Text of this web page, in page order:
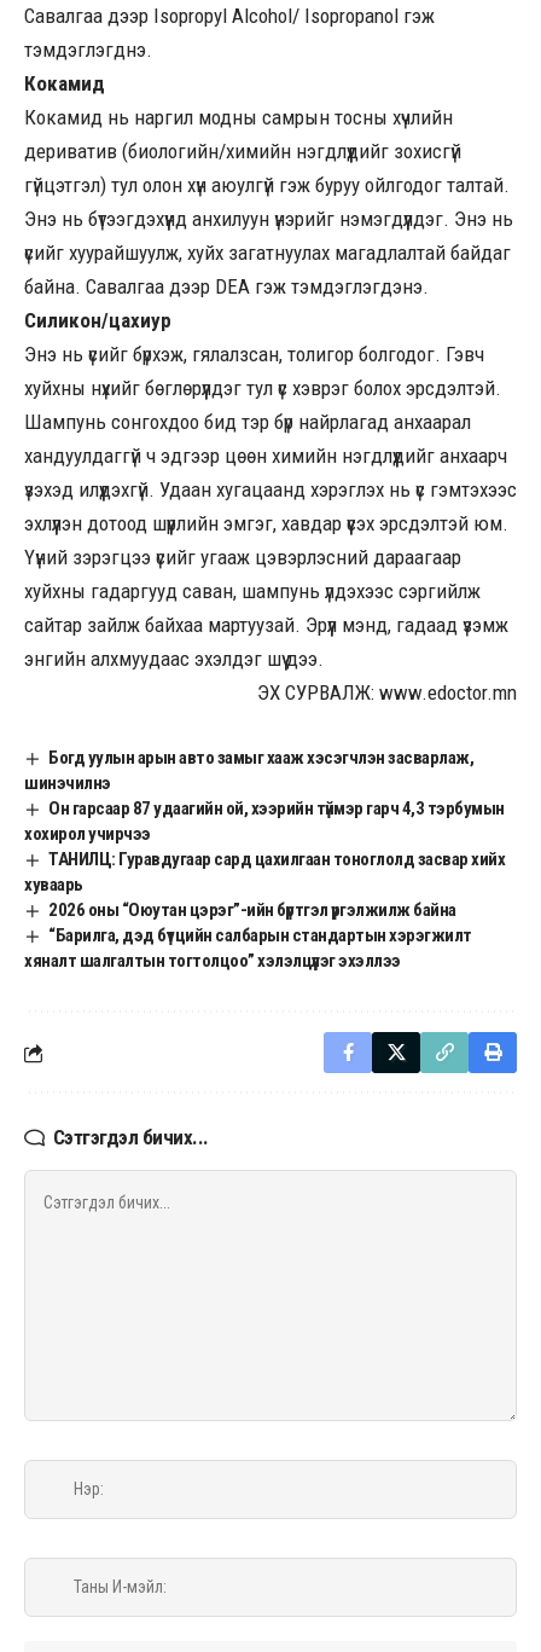
Савалгаа дээр Isopropyl Alcohol/ Isopropanol гэж
тэмдэглэгднэ.
Кокамид
Кокамид нь наргил модны самрын тосны хүчлийн
дериватив (биологийн/химийн нэгдлүүдийг зохисгүй
гүйцэтгэл) тул олон хүн аюулгүй гэж буруу ойлгодог талтай.
Энэ нь бүтээгдэхүүнд анхилуун үнэрийг нэмэгдүүлдэг. Энэ нь
үсийг хуурайшуулж, хуйх загатнуулах магадлалтай байдаг
байна. Савалгаа дээр DEA гэж тэмдэглэгдэнэ.
Силикон/цахиур
Энэ нь үсийг бүрхэж, гялалзсан, толигор болгодог. Гэвч
хуйхны нүхийг бөглөрүүлдэг тул үс хэврэг болох эрсдэлтэй.
Шампунь сонгохдоо бид тэр бүр найрлагад анхаарал
хандуулдаггүй ч эдгээр цөөн химийн нэгдлүүдийг анхаарч
үзэхэд илүүдэхгүй. Удаан хугацаанд хэрэглэх нь үс гэмтэхээс
эхлүүлэн дотоод шүүрлийн эмгэг, хавдар үүсэх эрсдэлтэй юм.
Үүний зэрэгцээ үсийг угааж цэвэрлэсний дараагаар
хуйхны гадаргууд саван, шампунь үлдэхээс сэргийлж
сайтар зайлж байхаа мартуузай. Эрүүл мэнд, гадаад үзэмж
энгийн алхмуудаас эхэлдэг шүү дээ.
ЭХ СУРВАЛЖ: www.edoctor.mn
Богд уулын арын авто замыг хааж хэсэгчлэн засварлаж,
шинэчилнэ
Он гарсаар 87 удаагийн ой, хээрийн түймэр гарч 4,3 тэрбумын
хохирол учирчээ
ТАНИЛЦ: Гуравдугаар сард цахилгаан тоноглолд засвар хийх
хуваарь
2026 оны “Оюутан цэрэг”-ийн бүртгэл үргэлжилж байна
“Барилга, дэд бүтцийн салбарын стандартын хэрэгжилт
хяналт шалгалтын тогтолцоо” хэлэлцүүлэг эхэллээ
Сэтгэгдэл бичих...